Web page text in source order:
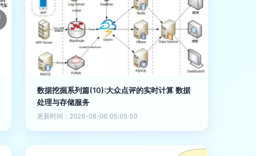
数据挖掘系列篇(10):大众点评的实时计算 数据
处理与存储服务
更新时间：2026-08-06 05:05:50